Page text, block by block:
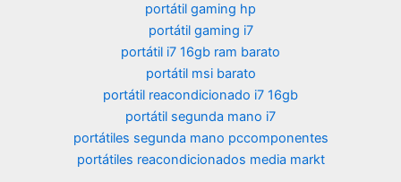
portátil gaming hp
portátil gaming i7
portátil i7 16gb ram barato
portátil msi barato
portátil reacondicionado i7 16gb
portátil segunda mano i7
portátiles segunda mano pccomponentes
portátiles reacondicionados media markt